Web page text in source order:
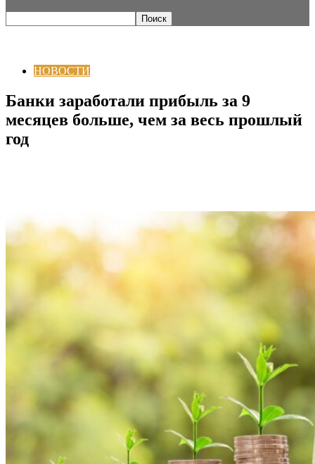
НОВОСТИ
Банки заработали прибыль за 9
месяцев больше, чем за весь прошлый
год